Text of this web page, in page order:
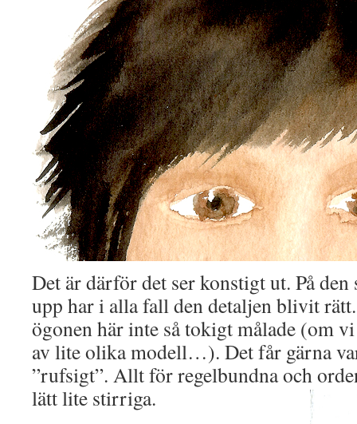
Det är därför det ser konstigt ut. På
upp har i alla fall den detaljen blivit
ögonen här inte så tokigt målade (om
av lite olika modell…). Det får gärna
”rufsigt”. Allt för regelbundna och
lätt lite stirriga.